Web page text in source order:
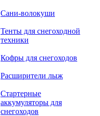
Сани-волокуши
Тенты для снегоходной
техники
Кофры для снегоходов
Расширители лыж
Стартерные
аккумуляторы для
снегоходов